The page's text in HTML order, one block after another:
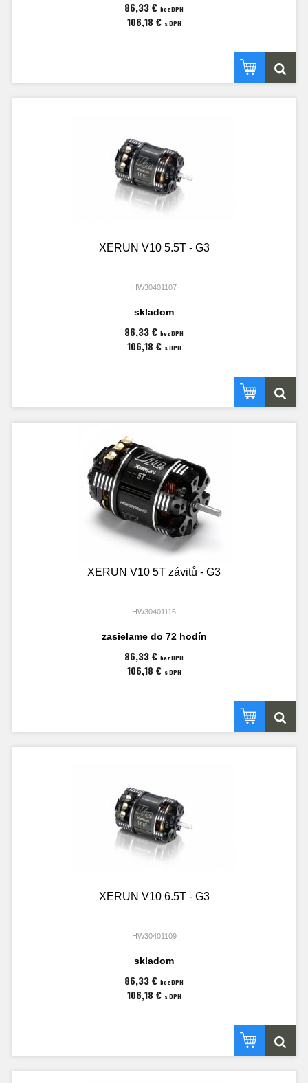
86,33 € bez DPH
106,18 € s DPH
XERUN V10 5.5T - G3
HW30401107
skladom
86,33 € bez DPH
106,18 € s DPH
XERUN V10 5T závitů - G3
HW30401116
zasielame do 72 hodín
86,33 € bez DPH
106,18 € s DPH
XERUN V10 6.5T - G3
HW30401109
skladom
86,33 € bez DPH
106,18 € s DPH